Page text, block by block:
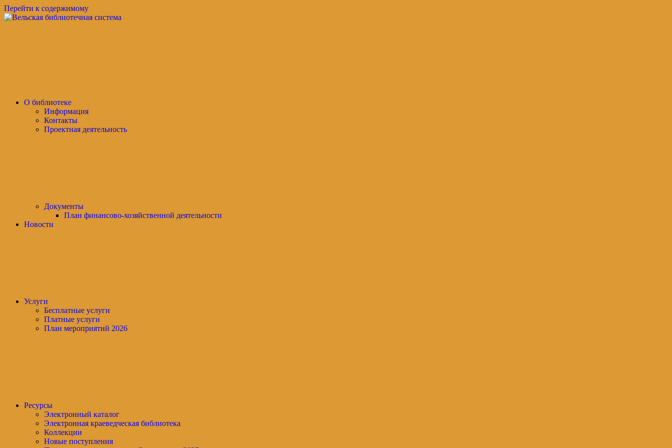
Перейти к содержимому
О библиотеке
Информация
Контакты
Проектная деятельность
Документы
План финансово-хозяйственной деятельности
Новости
Услуги
Бесплатные услуги
Платные услуги
План мероприятий 2026
Ресурсы
Электронный каталог
Электронная краеведческая библиотека
Коллекции
Новые поступления